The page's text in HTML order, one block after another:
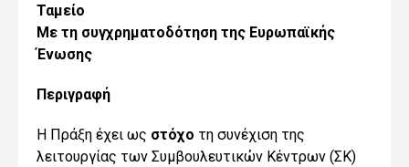
Ταμείο
Με τη συγχρηματοδότηση της Ευρωπαϊκής
Ένωσης
Περιγραφή
Η Πράξη έχει ως στόχο τη συνέχιση της
λειτουργίας των Συμβουλευτικών Κέντρων (ΣΚ)